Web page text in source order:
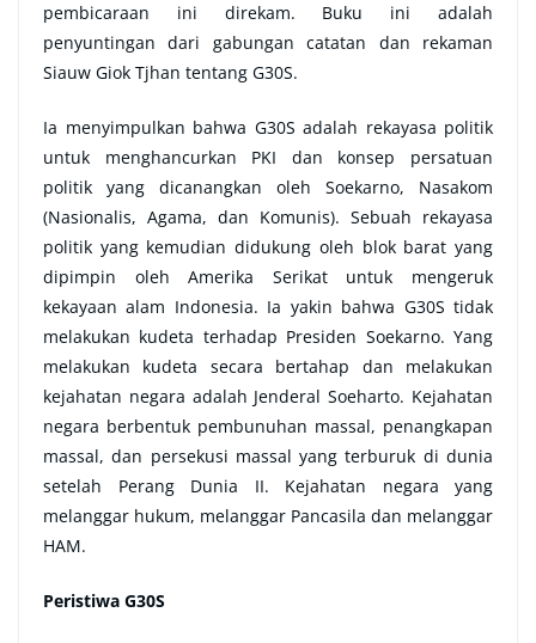
pembicaraan ini direkam. Buku ini adalah
penyuntingan dari gabungan catatan dan rekaman
Siauw Giok Tjhan tentang G30S.
Ia menyimpulkan bahwa G30S adalah rekayasa politik
untuk menghancurkan PKI dan konsep persatuan
politik yang dicanangkan oleh Soekarno, Nasakom
(Nasionalis, Agama, dan Komunis). Sebuah rekayasa
politik yang kemudian didukung oleh blok barat yang
dipimpin oleh Amerika Serikat untuk mengeruk
kekayaan alam Indonesia. Ia yakin bahwa G30S tidak
melakukan kudeta terhadap Presiden Soekarno. Yang
melakukan kudeta secara bertahap dan melakukan
kejahatan negara adalah Jenderal Soeharto. Kejahatan
negara berbentuk pembunuhan massal, penangkapan
massal, dan persekusi massal yang terburuk di dunia
setelah Perang Dunia II. Kejahatan negara yang
melanggar hukum, melanggar Pancasila dan melanggar
HAM.
Peristiwa G30S